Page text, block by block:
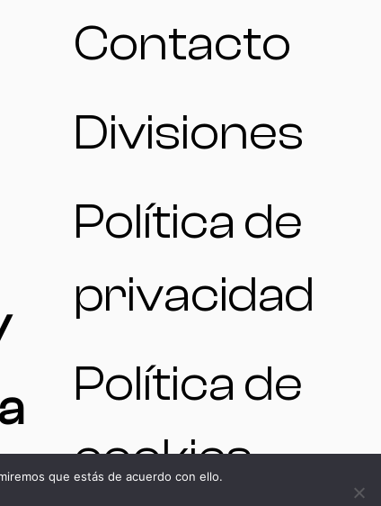
Contacto
Divisiones
Política de
privacidad
Política de
cookies
que estás de acuerdo con ello.